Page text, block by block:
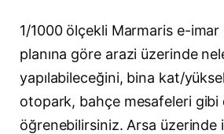
1/1000 ölçekli Marmaris e-imar
planına göre arazi üzerinde
yapılabileceğini, bina kat/
otopark, bahçe mesafeleri gibi
öğrenebilirsiniz. Arsa üzerinde